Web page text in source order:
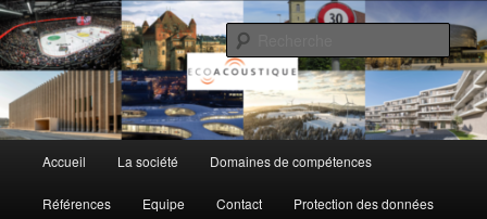
Aller
au
contenu
principal
Aller
au
contenu
secondaireEcoAcoustique SA
principal
Accueil La société Domaines de compétences
Références Equipe Contact Protection des données